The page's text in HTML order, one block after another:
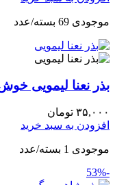
موجودی 69 بسته/عدد
بذر نعنا لیمویی خوش
۳۵,۰۰۰ تومان
افزودن به سبد خرید
موجودی 1 بسته/عدد
-53%